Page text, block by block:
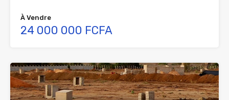
À Vendre
24 000 000 FCFA